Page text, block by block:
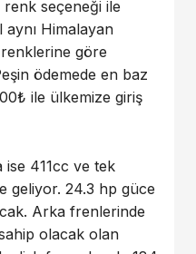
renk seçeneği ile
aynı Himalayan
göre
ödemede en baz
ile ülkemize giriş
ise 411cc ve tek
geliyor. 24.3 hp güce
Arka frenlerinde
olacak olan